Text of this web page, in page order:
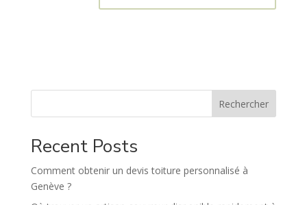
i
e
:
Rechercher
Recent Posts
Comment obtenir un devis toiture personnalisé à
Genève ?